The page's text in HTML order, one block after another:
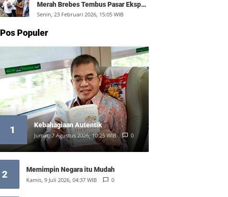
Merah Brebes Tembus Pasar Ekspor,
Petani Bisa Untung Rp350 Juta per
Senin, 23 Februari 2026, 15:05 WIB
Pos Populer
1 Kebahagiaan Autentik
Jumat, 7 Agustus 2026, 10:25 WIB 0
2 Memimpin Negara itu Mudah
Kamis, 9 Juli 2026, 04:37 WIB 0